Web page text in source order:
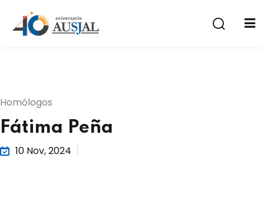
Homólogos
Fátima Peña
10 Nov, 2024